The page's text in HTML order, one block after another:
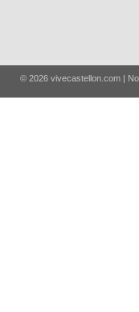
© 2026 vivecastellon.com |